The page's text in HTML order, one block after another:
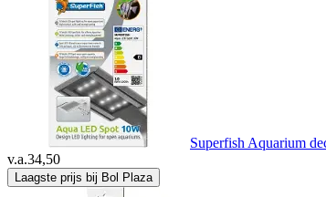
Superfish Aquarium
v.a.34,50
Laagste prijs bij Bol Plaza